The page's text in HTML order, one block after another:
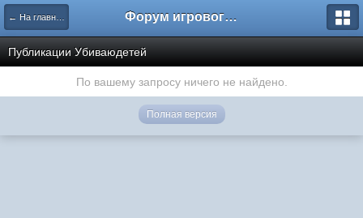
← На главную Форум игрового проекта Riverrise
Публикации Убиваюдетей
По вашему запросу ничего не найдено.
Полная версия